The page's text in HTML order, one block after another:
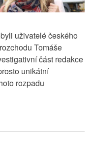
uživatelé českého
Tomáše
část redakce
unikátní
rozpadu